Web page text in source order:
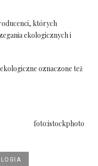
których
ekologicznych i
oznaczone też
foto:istockphoto